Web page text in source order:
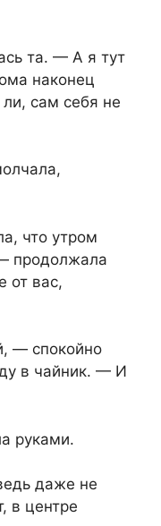
та. — А я тут
наконец
сам себя не
что утром
продолжала
от вас,
— спокойно
в чайник. — И
руками.
даже не
в центре